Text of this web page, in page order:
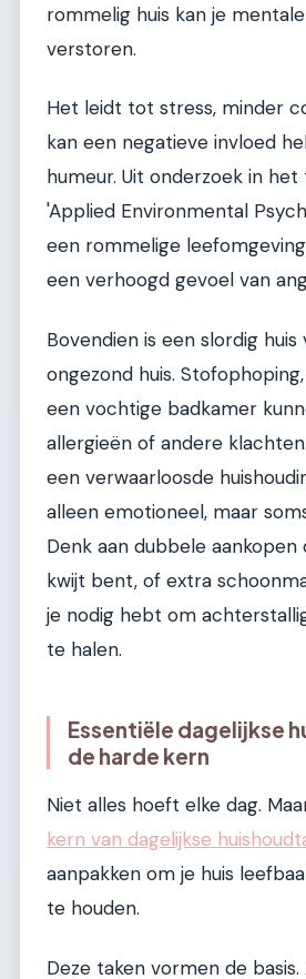
rommelig huis kan je
verstoren.
Het leidt tot stress, minder
kan een negatieve invloed
humeur. Uit onderzoek in
'Applied Environmental
een rommelige
een verhoogd gevoel van
Bovendien is een slordig huis
ongezond huis.
een vochtige badkamer
allergieën of andere
een verwaarloosde
alleen emotioneel, maar
Denk aan dubbele
kwijt bent, of extra
je nodig hebt om
te halen.
Essentiële dagelijkse
de harde kern
Niet alles hoeft elke dag.
kern van dagelijkse
aanpakken om je huis
te houden.
Deze taken vormen de basis.